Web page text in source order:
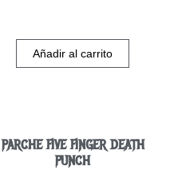
Añadir al carrito
PARCHE FIVE FINGER DEATH
PUNCH